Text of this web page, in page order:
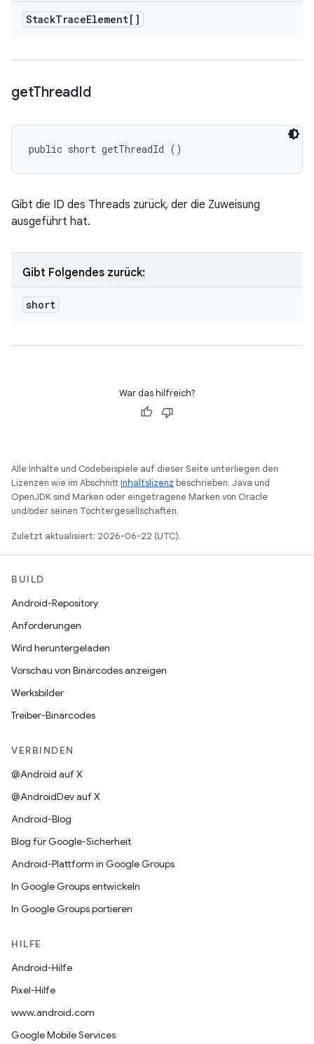
StackTraceElement[]
getThreadId
public short getThreadId ()
Gibt die ID des Threads zurück, der die Zuweisung
ausgeführt hat.
Gibt Folgendes zurück:
short
War das hilfreich?
Alle Inhalte und Codebeispiele auf dieser Seite unterliegen den
Lizenzen wie im AbschnittInhaltslizenz beschrieben. Java und
OpenJDK sind Marken oder eingetragene Marken von Oracle
und/oder seinen Tochtergesellschaften.
Zuletzt aktualisiert: 2026-06-22 (UTC).
BUILD
Android-Repository
Anforderungen
Wird heruntergeladen
Vorschau von Binärcodes anzeigen
Werksbilder
Treiber-Binärcodes
VERBINDEN
@Android auf X
@AndroidDev auf X
Android-Blog
Blog für Google-Sicherheit
Android-Plattform in Google Groups
In Google Groups entwickeln
In Google Groups portieren
HILFE
Android-Hilfe
Pixel-Hilfe
www.android.com
Google Mobile Services